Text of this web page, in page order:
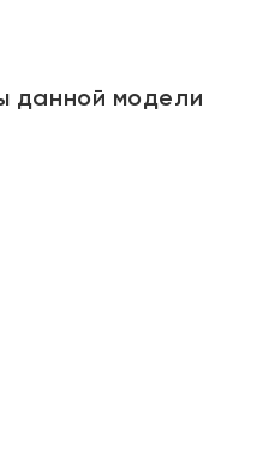
данной модели